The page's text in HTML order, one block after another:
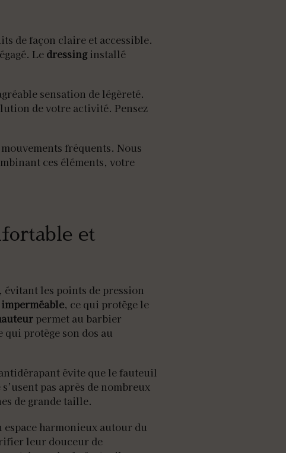
de façon claire et accessible.
Le dressinginstallé
sensation de légèreté.
de votre activité. Pensez
fréquents. Nous
ces éléments, votre
et
les points de pression
, ce qui protège le
permet au barbier
protège son dos au
évite que le fauteuil
pas après de nombreux
de grande taille.
harmonieux autour du
leur douceur de